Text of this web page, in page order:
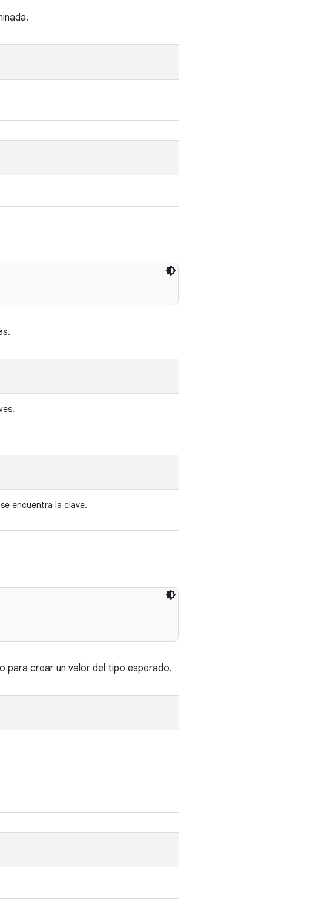
encuentra la clave.
para crear un valor del tipo esperado.